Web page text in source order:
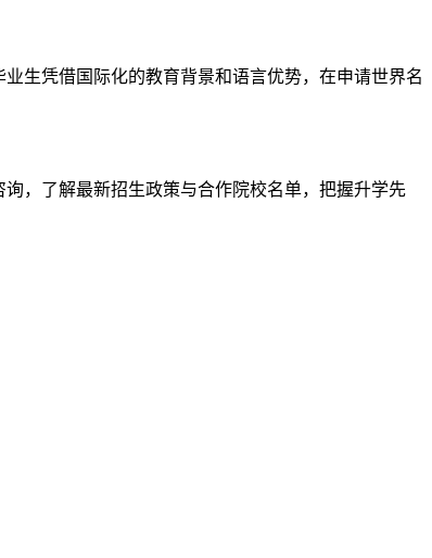
生凭借国际化的教育背景和语言优势，在申请世界名
，了解最新招生政策与合作院校名单，把握升学先